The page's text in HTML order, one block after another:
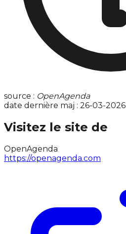
source : OpenAgenda
date dernière maj : 26-03-2026
Visitez le site de
OpenAgenda
https://openagenda.com